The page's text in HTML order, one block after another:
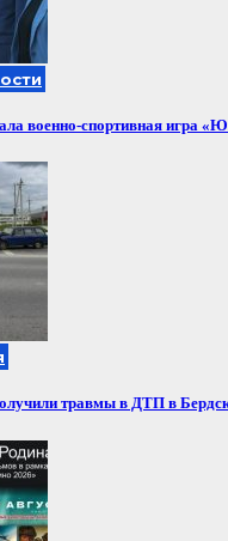
военно-спортивная игра
травмы в ДТП в